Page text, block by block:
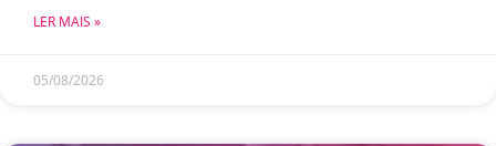
LER MAIS »
05/08/2026